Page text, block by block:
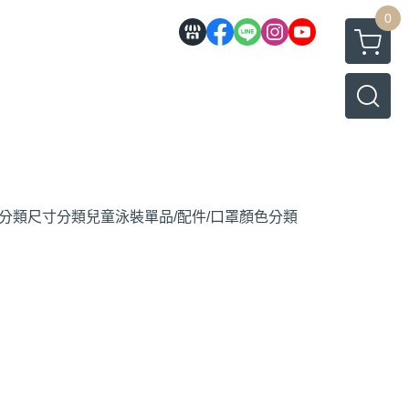
0
類尺寸分類兒童泳裝單品/配件/口罩顏色分類